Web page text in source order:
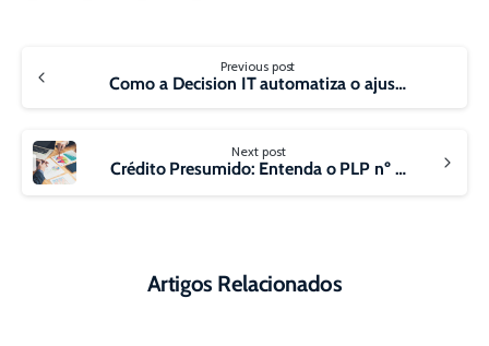
Reading
Previous post
Como a Decision IT automatiza o ajuste das inconsistências fiscais do PVA com o uso de Rotinas de Adequação Fiscal (RAFs)
Next post
Crédito Presumido: Entenda o PLP nº 63/2025 e Seus Impactos para o Setor de Serviços
Artigos Relacionados